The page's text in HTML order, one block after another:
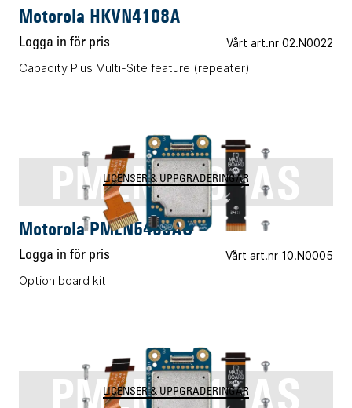
Motorola HKVN4108A
Logga in för pris Vårt art.nr 02.N0022
Capacity Plus Multi-Site feature (repeater)
PMLN5496AS
LICENSER & UPPGRADERINGAR
Motorola PMLN5496AS
Logga in för pris Vårt art.nr 10.N0005
Option board kit
PMLN5718AS
LICENSER & UPPGRADERINGAR